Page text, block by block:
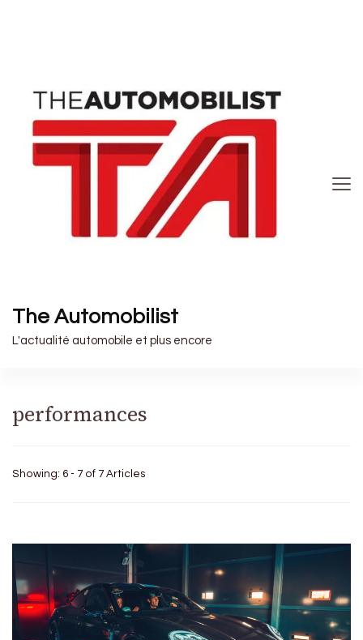
The Automobilist
L'actualité automobile et plus encore
performances
Showing: 6 - 7 of 7 Articles